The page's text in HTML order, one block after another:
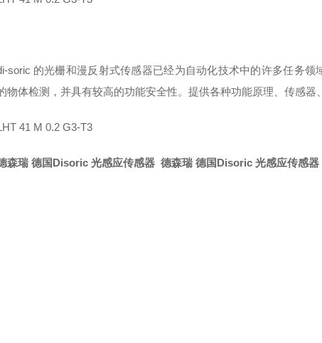
soric 的光栅和漫反射式传感器已经为自动化技术中的许多任务
物体检测，并具有较高的功能安全性。提供各种功能原理、传感器
41 M 0.2 G3-T3
森瑞 德国Disoric 光感应传感器 德森瑞 德国Disoric 光感应传感器